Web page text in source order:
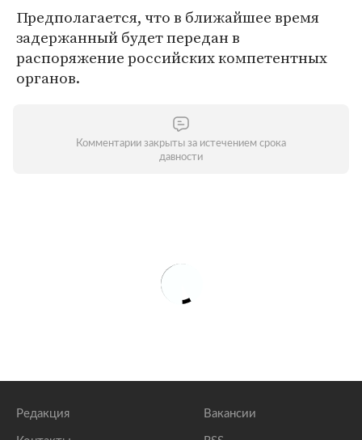
Предполагается, что в ближайшее время
задержанный будет передан в
распоряжение российских компетентных
органов.
Комментарии закрыты за истечением срока
давности
Редакция Вакансии